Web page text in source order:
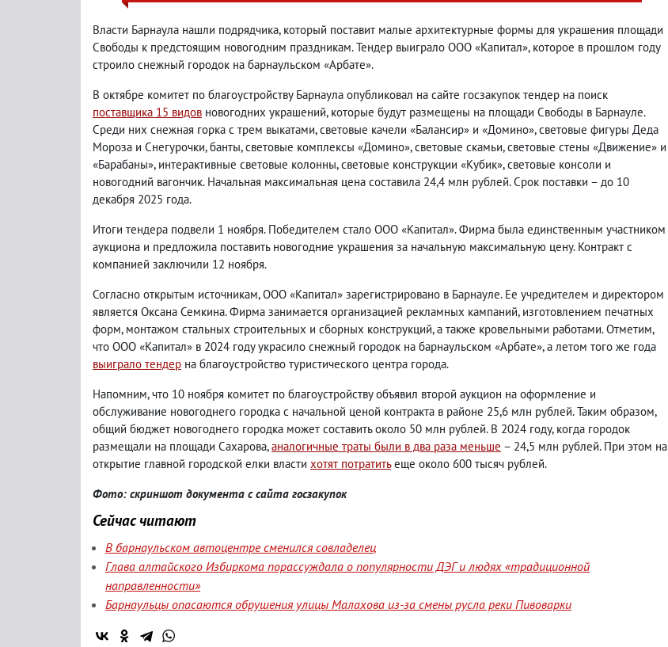
Власти Барнаула нашли подрядчика, который поставит малые архитектурные формы для украшения площади
Свободы к предстоящим новогодним праздникам. Тендер выиграло ООО «Капитал», которое в прошлом году
строило снежный городок на барнаульском «Арбате».
В октябре комитет по благоустройству Барнаула опубликовал на сайте госзакупок тендер на поиск
поставщика 15 видов новогодних украшений, которые будут размещены на площади Свободы в Барнауле.
Среди них снежная горка с трем выкатами, световые качели «Балансир» и «Домино», световые фигуры Деда
Мороза и Снегурочки, банты, световые комплексы «Домино», световые скамьи, световые стены «Движение» и
«Барабаны», интерактивные световые колонны, световые конструкции «Кубик», световые консоли и
новогодний вагончик. Начальная максимальная цена составила 24,4 млн рублей. Срок поставки – до 10
декабря 2025 года.
Итоги тендера подвели 1 ноября. Победителем стало ООО «Капитал». Фирма была единственным участником
аукциона и предложила поставить новогодние украшения за начальную максимальную цену. Контракт с
компанией заключили 12 ноября.
Согласно открытым источникам, ООО «Капитал» зарегистрировано в Барнауле. Ее учредителем и директором
является Оксана Семкина. Фирма занимается организацией рекламных кампаний, изготовлением печатных
форм, монтажом стальных строительных и сборных конструкций, а также кровельными работами. Отметим,
что ООО «Капитал» в 2024 году украсило снежный городок на барнаульском «Арбате», а летом того же года
выиграло тендер на благоустройство туристического центра города.
Напомним, что 10 ноября комитет по благоустройству объявил второй аукцион на оформление и
обслуживание новогоднего городка с начальной ценой контракта в районе 25,6 млн рублей. Таким образом,
общий бюджет новогоднего городка может составить около 50 млн рублей. В 2024 году, когда городок
размещали на площади Сахарова,аналогичные траты были в два раза меньше – 24,5 млн рублей. При этом на
открытие главной городской елки власти хотят потратитьеще около 600 тысяч рублей.
Фото: скриншот документа с сайта госзакупок
Сейчас читают
В барнаульском автоцентре сменился совладелец
Глава алтайского Избиркома порассуждала о популярности ДЭГ и людях «традиционной
направленности»
Барнаульцы опасаются обрушения улицы Малахова из-за смены русла реки Пивоварки